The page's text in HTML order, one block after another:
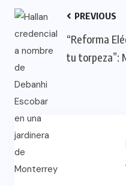
PREVIOUS
“Reforma
tu torpeza”: